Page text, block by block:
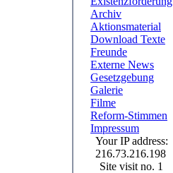
Archiv
Aktionsmaterial
Download Texte
Freunde
Externe News
Gesetzgebung
Galerie
Filme
Reform-Stimmen
Impressum
Your IP address:
216.73.216.198
Site visit no. 1